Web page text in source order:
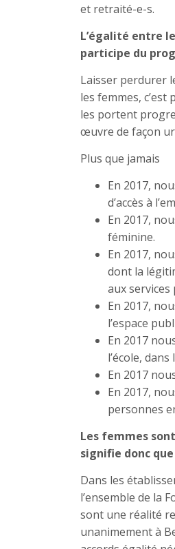
et retraité-e-s.
L’égalité entre
participe du
Laisser perdurer
les femmes,
les portent
œuvre de façon
Plus que jamais
En 2017,
d’accès à
En 2017,
féminine.
En 2017,
dont la
aux
En 2017,
l’espace
En 2017
l’école,
En 2017
En 2017,
personnes
Les femmes
signifie donc
Dans les
l’ensemble de la
sont une réalité
unanimement à